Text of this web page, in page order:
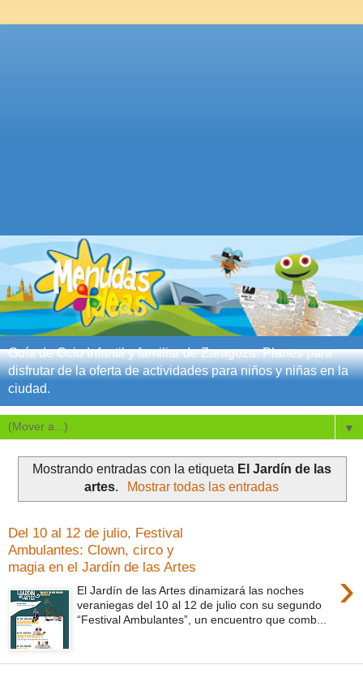
Guía de Ocio Infantil y familiar de Zaragoza. Planes para
disfrutar de la oferta de actividades para niños y niñas en la
ciudad.
▼
Mostrando entradas con la etiqueta El Jardín de las
artes. Mostrar todas las entradas
Del 10 al 12 de julio, Festival
Ambulantes: Clown, circo y
magia en el Jardín de las Artes
›
El Jardín de las Artes dinamizará las noches
veraniegas del 10 al 12 de julio con su segundo
“Festival Ambulantes”, un encuentro que comb...